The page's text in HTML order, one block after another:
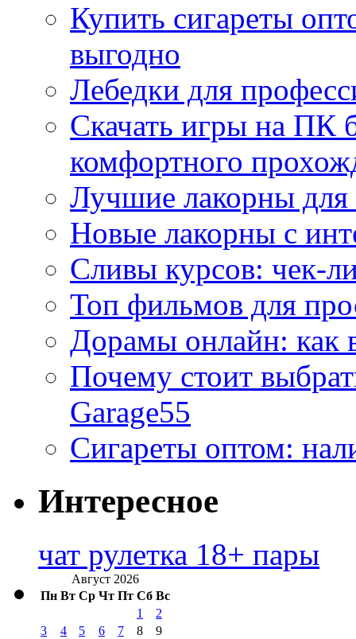
Купить сигареты
выгодно
Лебедки для
Скачать игры на ПК
комфортного
Лучшие лакорны для
Новые лакорны с
Сливы курсов: чек-
Топ фильмов для
Дорамы онлайн: как
Почему стоит
Garage55
Сигареты оптом:
Интересное
чат рулетка 18+ пары
Август 2026
Пн Вт Ср Чт Пт Сб Вс
1
2
3
4 5 6 7 8
9